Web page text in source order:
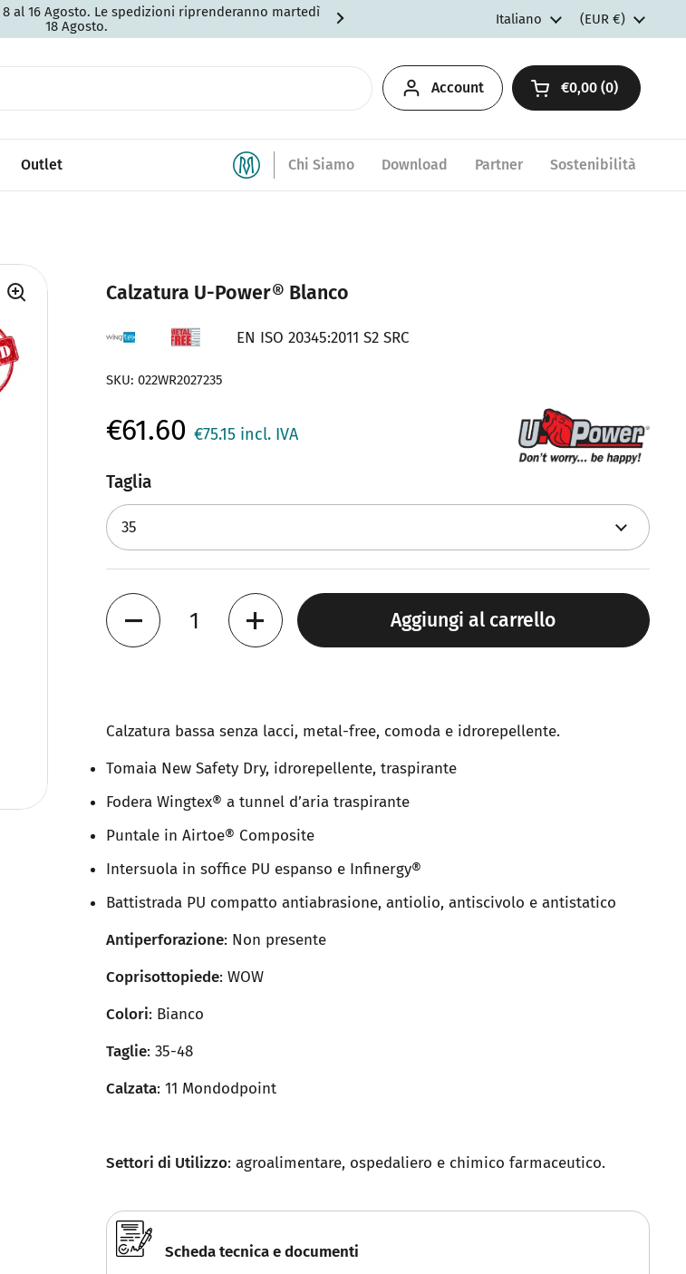
al 16 Agosto. Le spedizioni riprenderanno martedì
18 Agosto.
Spedizioni gratuite per ordini
Lingua
Italiano Paese/Area
(EUR €)
Account Apri carrello
€0,00 0
Outlet Chi Siamo Download Partner Sostenibilità
Calzatura U-Power® Blanco
EN ISO 20345:2011 S2 SRC
SKU: 022WR2027235
€61.60 €75.15 incl. IVA
Taglia
Quantità
Aggiungi al carrello
Calzatura bassa senza lacci, metal-free, comoda e idrorepellente.
Tomaia New Safety Dry, idrorepellente, traspirante
Fodera Wingtex® a tunnel d’aria traspirante
Puntale in Airtoe® Composite
Intersuola in soffice PU espanso e Infinergy®
Battistrada PU compatto antiabrasione, antiolio, antiscivolo e antistatico
Antiperforazione: Non presente
Coprisottopiede: WOW
Colori: Bianco
Taglie: 35-48
Calzata: 11 Mondodpoint
Settori di Utilizzo: agroalimentare, ospedaliero e chimico farmaceutico.
Scheda tecnica e documenti